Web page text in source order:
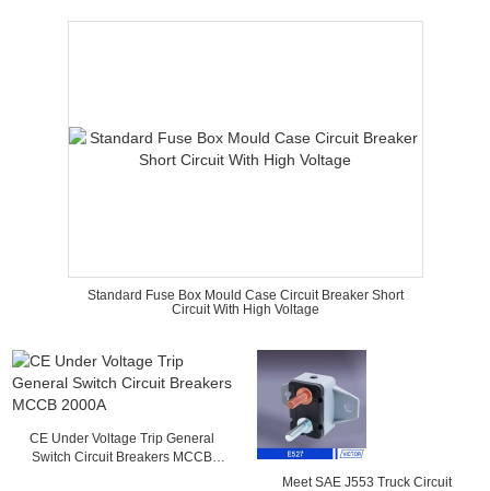
Standard Fuse Box Mould Case Circuit Breaker Short
Circuit With High Voltage
CE Under Voltage Trip General
Switch Circuit Breakers MCCB
Meet SAE J553 Truck Circuit